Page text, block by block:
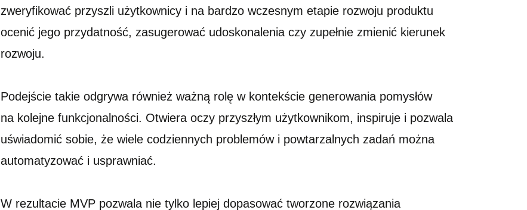
zweryfikować przyszli użytkownicy i na bardzo wczesnym etapie rozwoju produktu
ocenić jego przydatność, zasugerować udoskonalenia czy zupełnie zmienić kierunek
rozwoju.
Podejście takie odgrywa również ważną rolę w kontekście generowania pomysłów
na kolejne funkcjonalności. Otwiera oczy przyszłym użytkownikom, inspiruje i pozwala
uświadomić sobie, że wiele codziennych problemów i powtarzalnych zadań można
automatyzować i usprawniać.
W rezultacie MVP pozwala nie tylko lepiej dopasować tworzone rozwiązania